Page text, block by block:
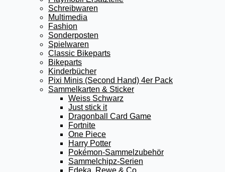
Schreibwaren
Multimedia
Fashion
Sonderposten
Spielwaren
Classic Bikeparts
Bikeparts
Kinderbücher
Pixi Minis (Second Hand) 4er Pack
Sammelkarten & Sticker
Weiss Schwarz
Just stick it
Dragonball Card Game
Fortnite
One Piece
Harry Potter
Pokémon-Sammelzubehör
Sammelchipz-Serien
Edeka, Rewe & Co